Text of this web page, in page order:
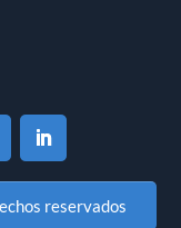
reservados